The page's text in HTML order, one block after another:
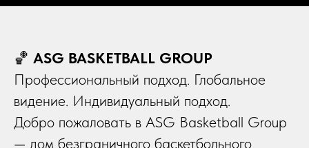
🏀 ASG BASKETBALL GROUP
Профессиональный подход. Глобальное
видение. Индивидуальный подход.
Добро пожаловать в ASG Basketball Group
— дом безграничного баскетбольного